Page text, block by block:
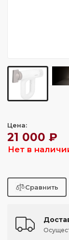
Цена:
21 000 ₽
Нет в